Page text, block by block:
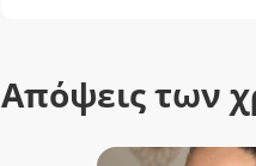
Απόψεις των